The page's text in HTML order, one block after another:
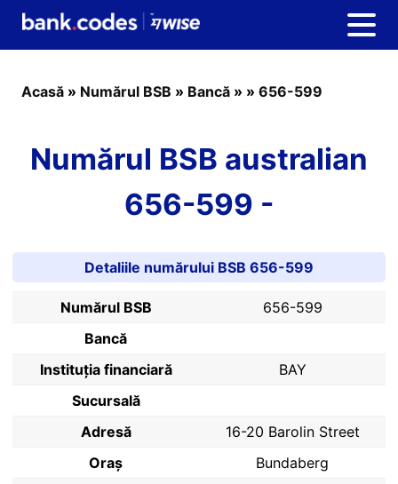
Acasă » Numărul BSB » Bancă » » 656-599
Numărul BSB australian
656-599 -
Detaliile numărului BSB 656-599
Numărul BSB
656-599
Bancă
Instituția financiară
BAY
Sucursală
Adresă
16-20 Barolin Street
Oraș
Bundaberg